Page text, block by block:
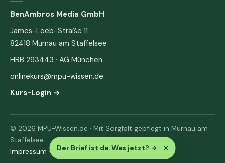
Der Brief ist da. Was jetzt? → ×
BenAmbros Media GmbH
James-Loeb-Straße 11
82418 Murnau am Staffelsee
HRB 293443 · AG München
onlinekurs@mpu-wissen.de
Kurs-Login →
© 2026 MPU-Wissen.de · Mit Sorgfalt gepflegt in Murnau am
Staffelsee
Impressum · Datenschutz & AGB